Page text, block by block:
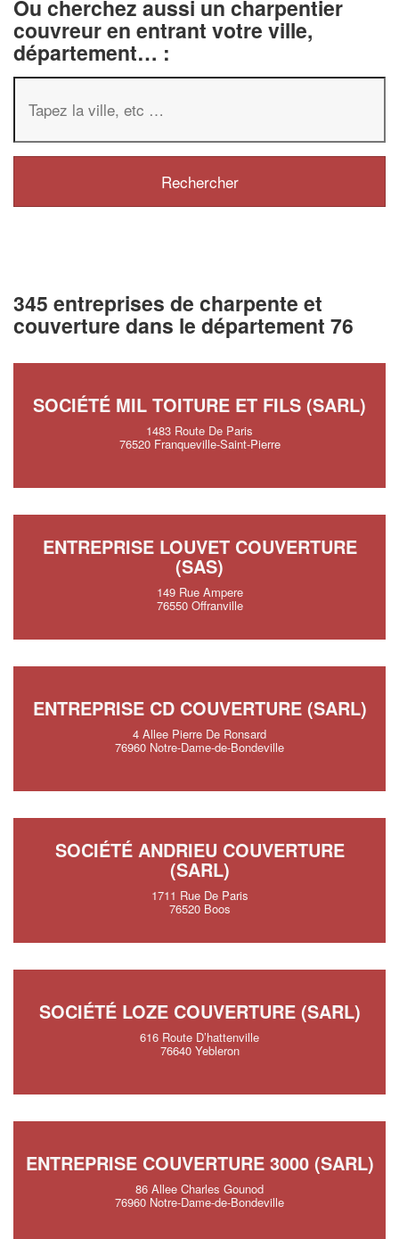
Ou cherchez aussi un charpentier
couvreur en entrant votre ville,
département… :
345 entreprises de charpente et
couverture dans le département 76
SOCIÉTÉ MIL TOITURE ET FILS (SARL)
1483 Route De Paris
76520 Franqueville-Saint-Pierre
ENTREPRISE LOUVET COUVERTURE
(SAS)
149 Rue Ampere
76550 Offranville
ENTREPRISE CD COUVERTURE (SARL)
4 Allee Pierre De Ronsard
76960 Notre-Dame-de-Bondeville
SOCIÉTÉ ANDRIEU COUVERTURE
(SARL)
1711 Rue De Paris
76520 Boos
SOCIÉTÉ LOZE COUVERTURE (SARL)
616 Route D’hattenville
76640 Yebleron
ENTREPRISE COUVERTURE 3000 (SARL)
86 Allee Charles Gounod
76960 Notre-Dame-de-Bondeville